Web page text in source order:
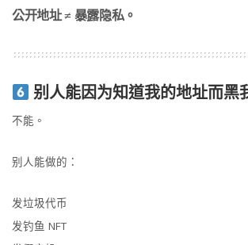
公开地址 ≠ 暴露隐私。
别人能因为知道我的地址而黑
不能。
别人能做的：
发垃圾代币
发钓鱼 NFT